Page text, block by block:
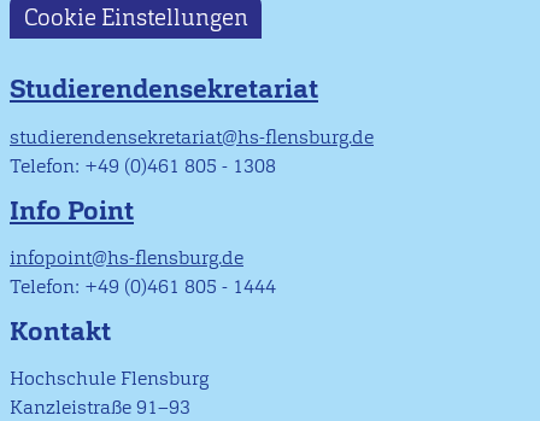
Cookie Einstellungen
Studierendensekretariat
studierendensekretariat@hs-flensburg.de
Telefon: +49 (0)461 805 - 1308
Info Point
infopoint@hs-flensburg.de
Telefon: +49 (0)461 805 - 1444
Kontakt
Hochschule Flensburg
Kanzleistraße 91–93